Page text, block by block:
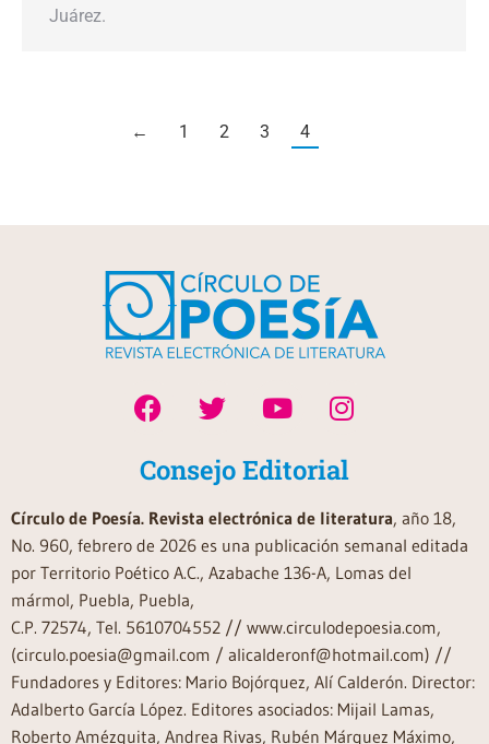
Juárez.
← 1 2 3 4
Consejo Editorial
Círculo de Poesía. Revista electrónica de literatura, año 18,
No. 960, febrero de 2026 es una publicación semanal editada
por Territorio Poético A.C., Azabache 136-A, Lomas del
mármol, Puebla, Puebla,
C.P. 72574, Tel. 5610704552 // www.circulodepoesia.com,
(circulo.poesia@gmail.com / alicalderonf@hotmail.com) //
Fundadores y Editores: Mario Bojórquez, Alí Calderón. Director:
Adalberto García López. Editores asociados: Mijail Lamas,
Roberto Amézquita, Andrea Rivas, Rubén Márquez Máximo,